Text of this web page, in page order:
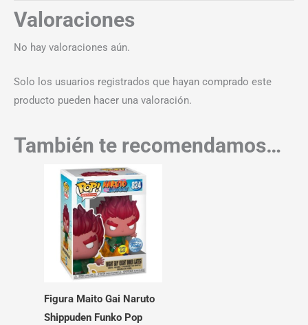
Valoraciones
No hay valoraciones aún.
Solo los usuarios registrados que hayan comprado este
producto pueden hacer una valoración.
También te recomendamos…
Figura Maito Gai Naruto
Shippuden Funko Pop